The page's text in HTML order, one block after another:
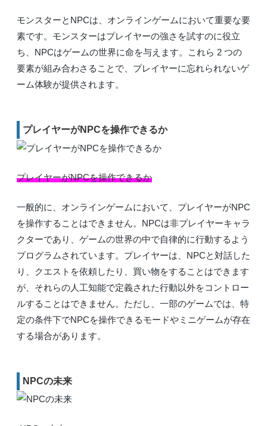
モンスターとNPCは、オンラインゲームにおいて重要な要
素です。モンスターはプレイヤーの強さを試すのに役立
ち、NPCはゲームの世界に命を与えます。これら 2 つの
要素が組み合わさることで、プレイヤーに忘れられないゲ
ーム体験が提供されます。
プレイヤーがNPCを操作できるか
プレイヤーがNPCを操作できるか
一般的に、オンラインゲームにおいて、プレイヤーがNPC
を操作することはできません。NPCは非プレイヤーキャラ
クターであり、ゲームの世界の中で自律的に行動するよう
プログラムされています。プレイヤーは、NPCと対話した
り、クエストを依頼したり、買い物をすることはできます
が、それらの人工知能で定義された行動以外をコントロー
ルすることはできません。ただし、一部のゲームでは、特
定の条件下でNPCを操作できるモードやミニゲームが存在
する場合があります。
NPCの未来